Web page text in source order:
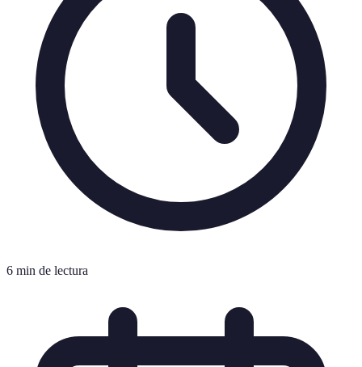
6 min de lectura